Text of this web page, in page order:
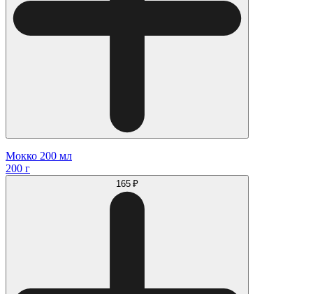
Мокко 200 мл
200 г
165 ₽